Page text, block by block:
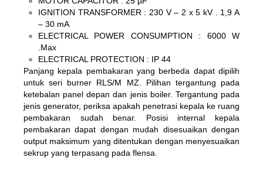
IGNITION TRANSFORMER : 230 V – 2 x 5 kV . 1,9 A
– 30 mA
ELECTRICAL POWER CONSUMPTION : 6000 W
.Max
ELECTRICAL PROTECTION : IP 44
Panjang kepala pembakaran yang berbeda dapat dipilih
untuk seri burner RLS/M MZ. Pilihan tergantung pada
ketebalan panel depan dan jenis boiler. Tergantung pada
jenis generator, periksa apakah penetrasi kepala ke ruang
pembakaran sudah benar. Posisi internal kepala
pembakaran dapat dengan mudah disesuaikan dengan
output maksimum yang ditentukan dengan menyesuaikan
sekrup yang terpasang pada flensa.